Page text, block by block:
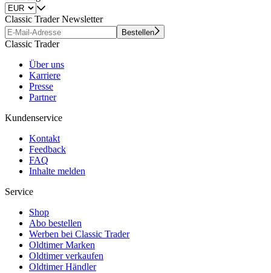
Classic Trader Newsletter
Bestellen
Classic Trader
Über uns
Karriere
Presse
Partner
Kundenservice
Kontakt
Feedback
FAQ
Inhalte melden
Service
Shop
Abo bestellen
Werben bei Classic Trader
Oldtimer Marken
Oldtimer verkaufen
Oldtimer Händler